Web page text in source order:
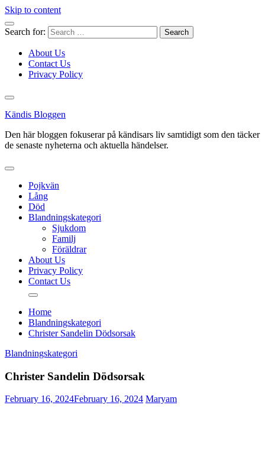
Skip to content
Search for:
About Us
Contact Us
Privacy Policy
Kändis Bloggen
Den här bloggen fokuserar på kändisars liv samtidigt som den täcker
de senaste nyheterna och aktuella händelser.
Pojkvän
Lång
Död
Blandningskategori
Sjukdom
Familj
Föräldrar
About Us
Privacy Policy
Contact Us
Home
Blandningskategori
Christer Sandelin Dödsorsak
Blandningskategori
Christer Sandelin Dödsorsak
February 16, 2024February 16, 2024 Maryam